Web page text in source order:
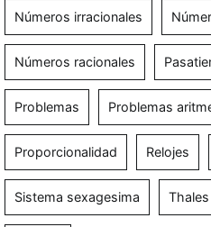
Números irracionales
Números racionales
Problemas Problemas
Proporcionalidad Relojes
Sistema sexagesima Thales